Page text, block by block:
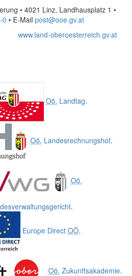
• 4021 Linz, Landhausplatz 1 •
0 • E-Mail post@ooe.gv.at
www.land-oberoesterreich.gv.at
Oö. Landtag.
Oö. Landesrechnungshof.
Oö.
.
Europe Direct OÖ.
Oö. Zukunftsakademie.